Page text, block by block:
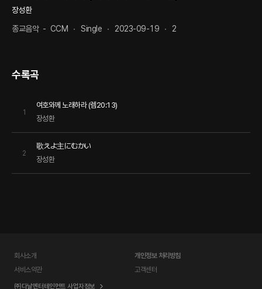
장성환
종교음악- CCM Single 2023-09-19 2
수록곡
1
여호와께 노래하라 (렘20:13)
장성환
2
歌えよ主にむかい
장성환
회사소개
개인정보 처리방침
서비스약관
고객센터
㈜다날엔터테인먼트 사업자정보